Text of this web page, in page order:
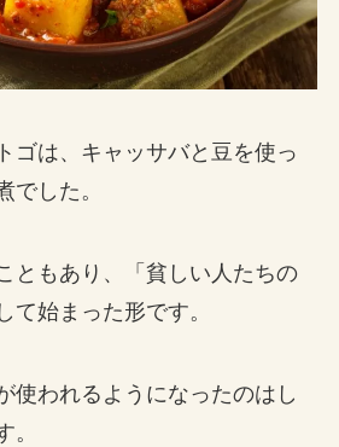
ゴは、キャッサバと豆を使っ
でした。
ともあり、「貧しい人たちの
て始まった形です。
使われるようになったのはし
。